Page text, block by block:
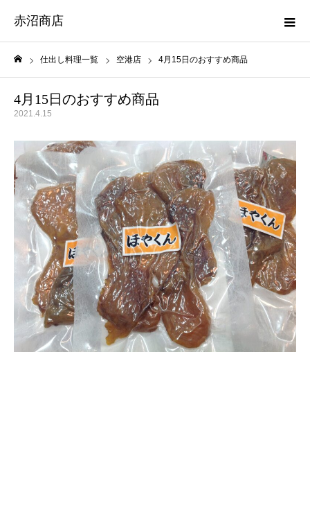
赤沼商店
仕出し料理一覧 空港店 4月15日のおすすめ商品
4月15日のおすすめ商品
2021.4.15